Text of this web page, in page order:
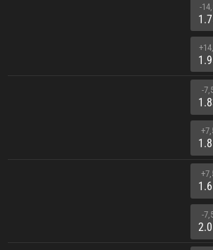
-
-
-